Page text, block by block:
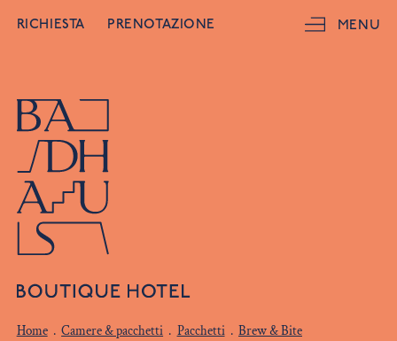
RICHIESTA PRENOTAZIONE MENU
Home . Camere & pacchetti . Pacchetti . Brew & Bite